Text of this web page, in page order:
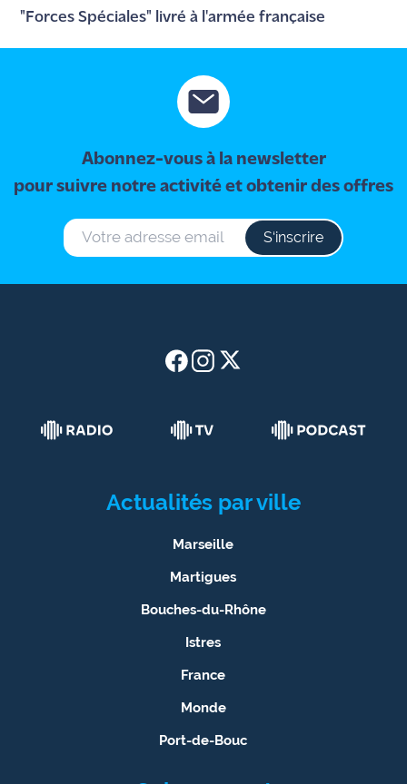
"Forces Spéciales" livré à l'armée française
Abonnez-vous à la newsletter
pour suivre notre activité et obtenir des offres
S‘inscrire
Actualités par ville
Marseille
Martigues
Bouches-du-Rhône
Istres
France
Monde
Port-de-Bouc